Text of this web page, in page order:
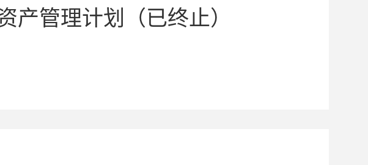
产管理计划（已终止）